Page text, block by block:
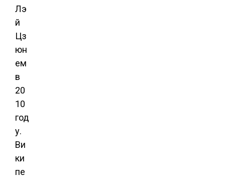
Лэ
й
Цз
юн
ем
в
20
10
год
у.
Ви
ки
пе